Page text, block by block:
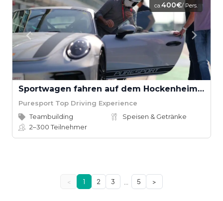
ca.400€/ Pers.
Sportwagen fahren auf dem Hockenheimring
Puresport Top Driving Experience
Teambuilding
Speisen & Getränke
2–300Teilnehmer
< 1 2 3 … 5 >